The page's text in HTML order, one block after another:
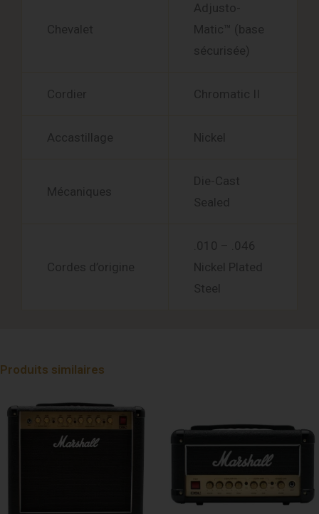
Chevalet
Adjusto-
Matic™ (base
sécurisée)
Cordier Chromatic II
Accastillage Nickel
Mécaniques
Die-Cast
Sealed
Cordes d’origine
.010 – .046
Nickel Plated
Steel
Produits similaires